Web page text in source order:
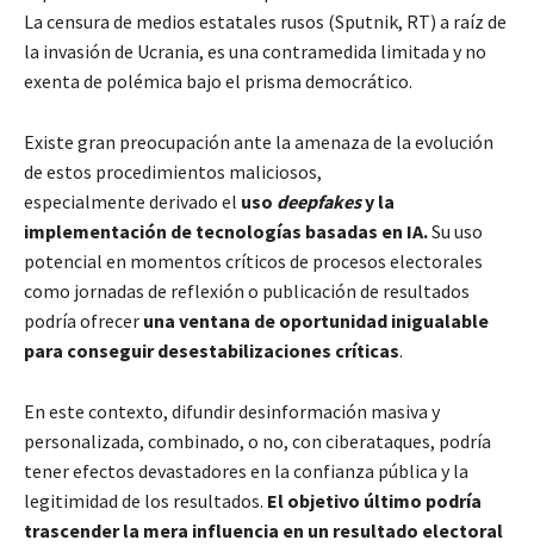
La censura de medios estatales rusos (Sputnik, RT) a raíz de
la invasión de Ucrania, es una contramedida limitada y no
exenta de polémica bajo el prisma democrático.
Existe gran preocupación ante la amenaza de la evolución
de estos procedimientos maliciosos,
especialmente derivado el uso deepfakesy la
implementación de tecnologías basadas en IA.Su uso
potencial en momentos críticos de procesos electorales
como jornadas de reflexión o publicación de resultados
podría ofrecer una ventana de oportunidad inigualable
para conseguir desestabilizaciones críticas.
En este contexto, difundir desinformación masiva y
personalizada, combinado, o no, con ciberataques, podría
tener efectos devastadores en la confianza pública y la
legitimidad de los resultados. El objetivo último podría
trascender la mera influencia en un resultado electoral